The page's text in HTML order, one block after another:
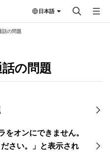
日本語
話の問題
の問題
オンにできません。
さい。」と表示され